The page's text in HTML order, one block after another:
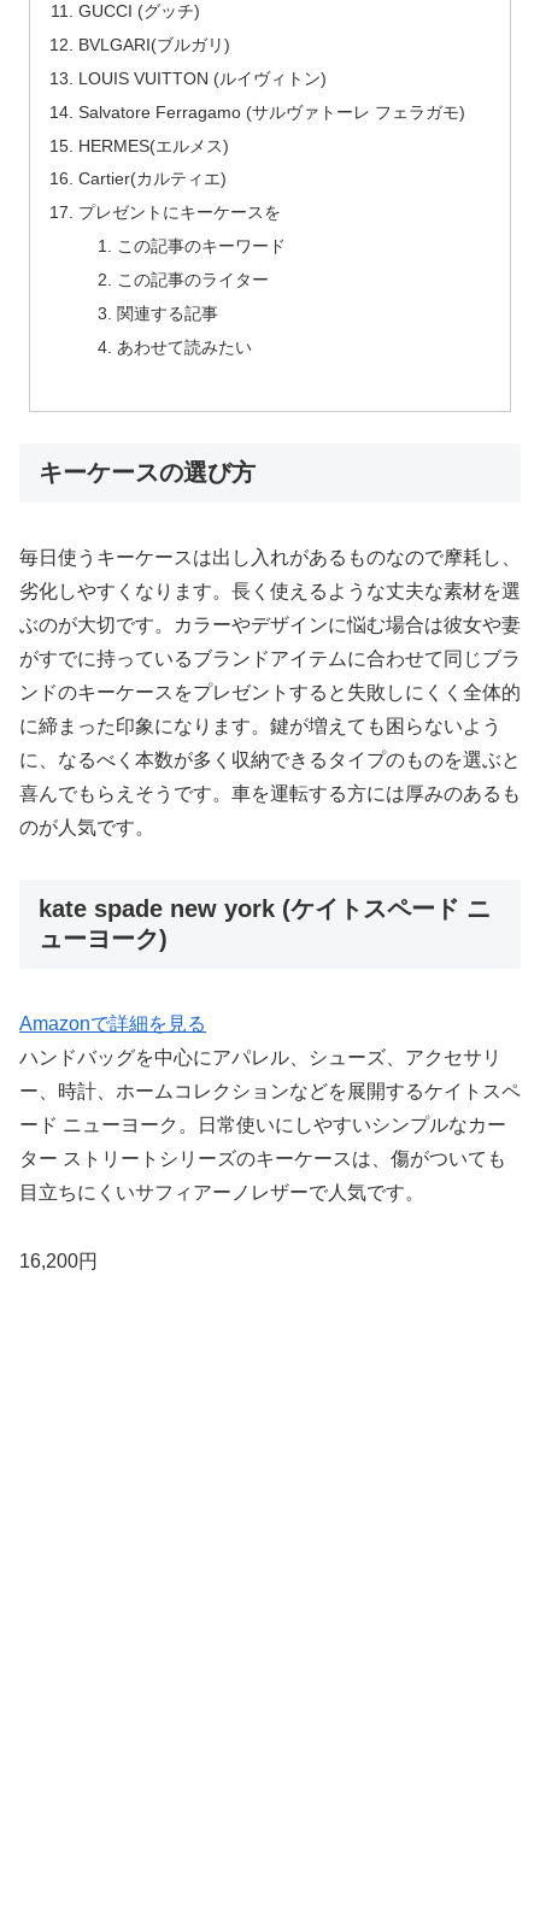
GUCCI (グッチ)
BVLGARI(ブルガリ)
LOUIS VUITTON (ルイヴィトン)
Salvatore Ferragamo (サルヴァトーレ フェラガモ)
HERMES(エルメス)
Cartier(カルティエ)
プレゼントにキーケースを
この記事のキーワード
この記事のライター
関連する記事
あわせて読みたい
キーケースの選び方
毎日使うキーケースは出し入れがあるものなので摩耗し、
劣化しやすくなります。長く使えるような丈夫な素材を選
ぶのが大切です。カラーやデザインに悩む場合は彼女や妻
がすでに持っているブランドアイテムに合わせて同じブラ
ンドのキーケースをプレゼントすると失敗しにくく全体的
に締まった印象になります。鍵が増えても困らないよう
に、なるべく本数が多く収納できるタイプのものを選ぶと
喜んでもらえそうです。車を運転する方には厚みのあるも
のが人気です。
kate spade new york (ケイトスペード ニ
ューヨーク)
Amazonで詳細を見る
ハンドバッグを中心にアパレル、シューズ、アクセサリ
ー、時計、ホームコレクションなどを展開するケイトスペ
ード ニューヨーク。日常使いにしやすいシンプルなカー
ター ストリートシリーズのキーケースは、傷がついても
目立ちにくいサフィアーノレザーで人気です。
16,200円